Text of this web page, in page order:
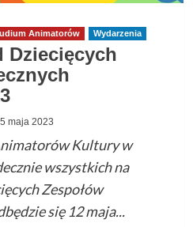
Animatorów Wydarzenia
Dziecięcych
5 maja 2023
Kultury w
wszystkich na
Zespołów
się 12 maja...